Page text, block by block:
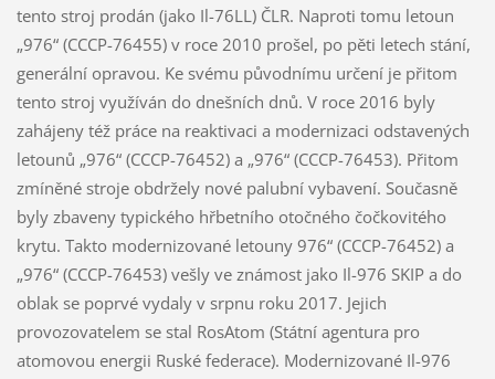
tento stroj prodán (jako Il-76LL) ČLR. Naproti tomu letoun
„976“ (CCCP-76455) v roce 2010 prošel, po pěti letech stání,
generální opravou. Ke svému původnímu určení je přitom
tento stroj využíván do dnešních dnů. V roce 2016 byly
zahájeny též práce na reaktivaci a modernizaci odstavených
letounů „976“ (CCCP-76452) a „976“ (CCCP-76453). Přitom
zmíněné stroje obdržely nové palubní vybavení. Současně
byly zbaveny typického hřbetního otočného čočkovitého
krytu. Takto modernizované letouny 976“ (CCCP-76452) a
„976“ (CCCP-76453) vešly ve známost jako Il-976 SKIP a do
oblak se poprvé vydaly v srpnu roku 2017. Jejich
provozovatelem se stal RosAtom (Státní agentura pro
atomovou energii Ruské federace). Modernizované Il-976